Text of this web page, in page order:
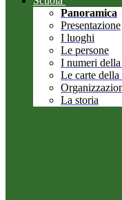
Panoramica
Presentazione
I luoghi
Le persone
I numeri della
Le carte della
La storia